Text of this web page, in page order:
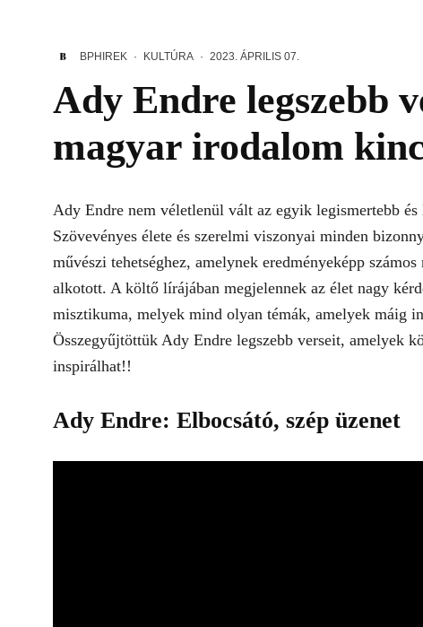
BPHIREK · KULTÚRA · 2023. ÁPRILIS 07.
Ady Endre legszebb
magyar irodalom
Ady Endre nem véletlenül vált az egyik legismertebb
Szövevényes élete és szerelmi viszonyai minden
művészi tehetséghez, amelynek eredményeképp
alkotott. A költő lírájában megjelennek az élet nagy
misztikuma, melyek mind olyan témák, amelyek máig
Összegyűjtöttük Ady Endre legszebb verseit, amelyek
inspirálhat!!
Ady Endre: Elbocsátó, szép üzenet